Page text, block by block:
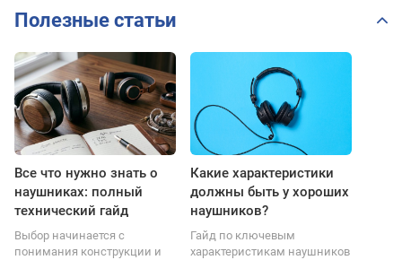
Полезные статьи
Все что нужно знать о
наушниках: полный
технический гайд
Выбор начинается с
понимания конструкции и
Какие характеристики
должны быть у хороших
наушников?
Гайд по ключевым
характеристикам наушников